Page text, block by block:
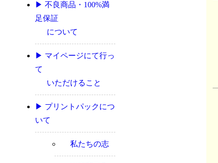
▶ 不良商品・100%満
足保証
について
▶ マイページにて行っ
て
いただけること
▶ プリントパックにつ
いて
私たちの志